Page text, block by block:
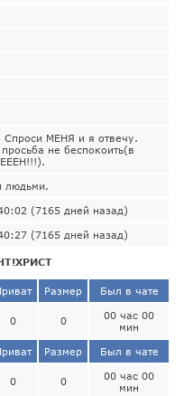
Спроси МЕНЯ и я отвечу.
не беспокоить(в
людьми.
(7165 дней назад)
(7165 дней назад)
Размер Был в чате
0 0
00 час 00
мин
Размер Был в чате
0 0
00 час 00
мин